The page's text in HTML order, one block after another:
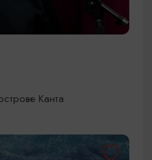
Канта